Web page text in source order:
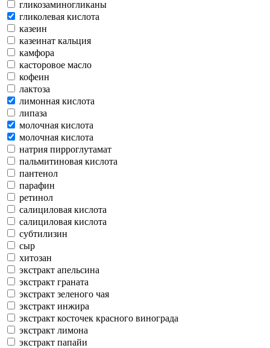
гликозаминогликаны
гликолевая кислота
казеин
казеинат кальция
камфора
касторовое масло
кофеин
лактоза
лимонная кислота
липаза
молочная кислота
молочная кислота
натрия пирроглутамат
пальмитиновая кислота
пантенол
парафин
ретинол
салициловая кислота
салициловая кислота
субтилизин
сыр
хитозан
экстракт апельсина
экстракт граната
экстракт зеленого чая
экстракт инжира
экстракт косточек красного винограда
экстракт лимона
экстракт папайи